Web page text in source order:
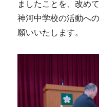
ましたことを、改め
神河中学校の活動へ
願いいたします。